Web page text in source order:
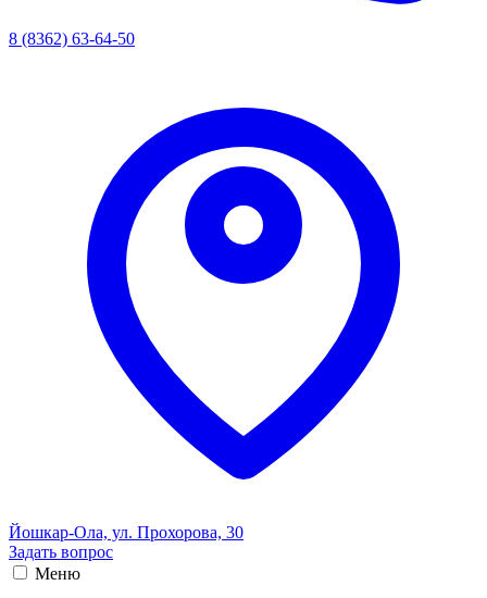
8 (8362) 63-64-50
Йошкар-Ола, ул. Прохорова, 30
Задать вопрос
Меню